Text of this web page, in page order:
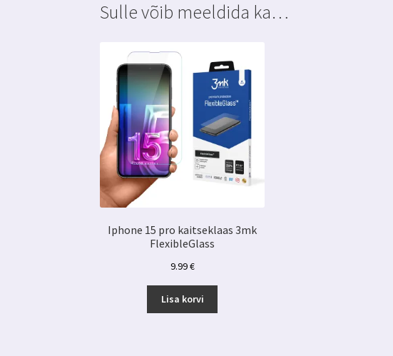
Sulle võib meeldida ka…
Iphone 15 pro kaitseklaas 3mk
FlexibleGlass
9.99€
Lisa korvi